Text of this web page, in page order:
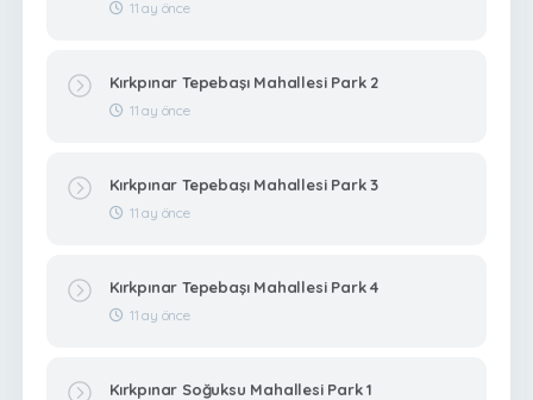
11 ay önce
Kırkpınar Tepebaşı Mahallesi Park 2
11 ay önce
Kırkpınar Tepebaşı Mahallesi Park 3
11 ay önce
Kırkpınar Tepebaşı Mahallesi Park 4
11 ay önce
Kırkpınar Soğuksu Mahallesi Park 1